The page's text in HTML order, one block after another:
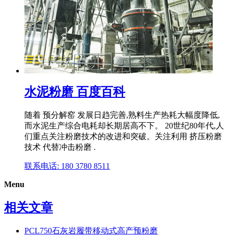
水泥粉磨 百度百科
随着 预分解窑 发展日趋完善,熟料生产热耗大幅度降低,
而水泥生产综合电耗却长期居高不下。 20世纪80年代,人
们重点关注粉磨技术的改进和突破。关注利用 挤压粉磨
技术 代替冲击粉磨 .
联系电话: 180 3780 8511
Menu
相关文章
PCL750石灰岩履带移动式高产预粉磨